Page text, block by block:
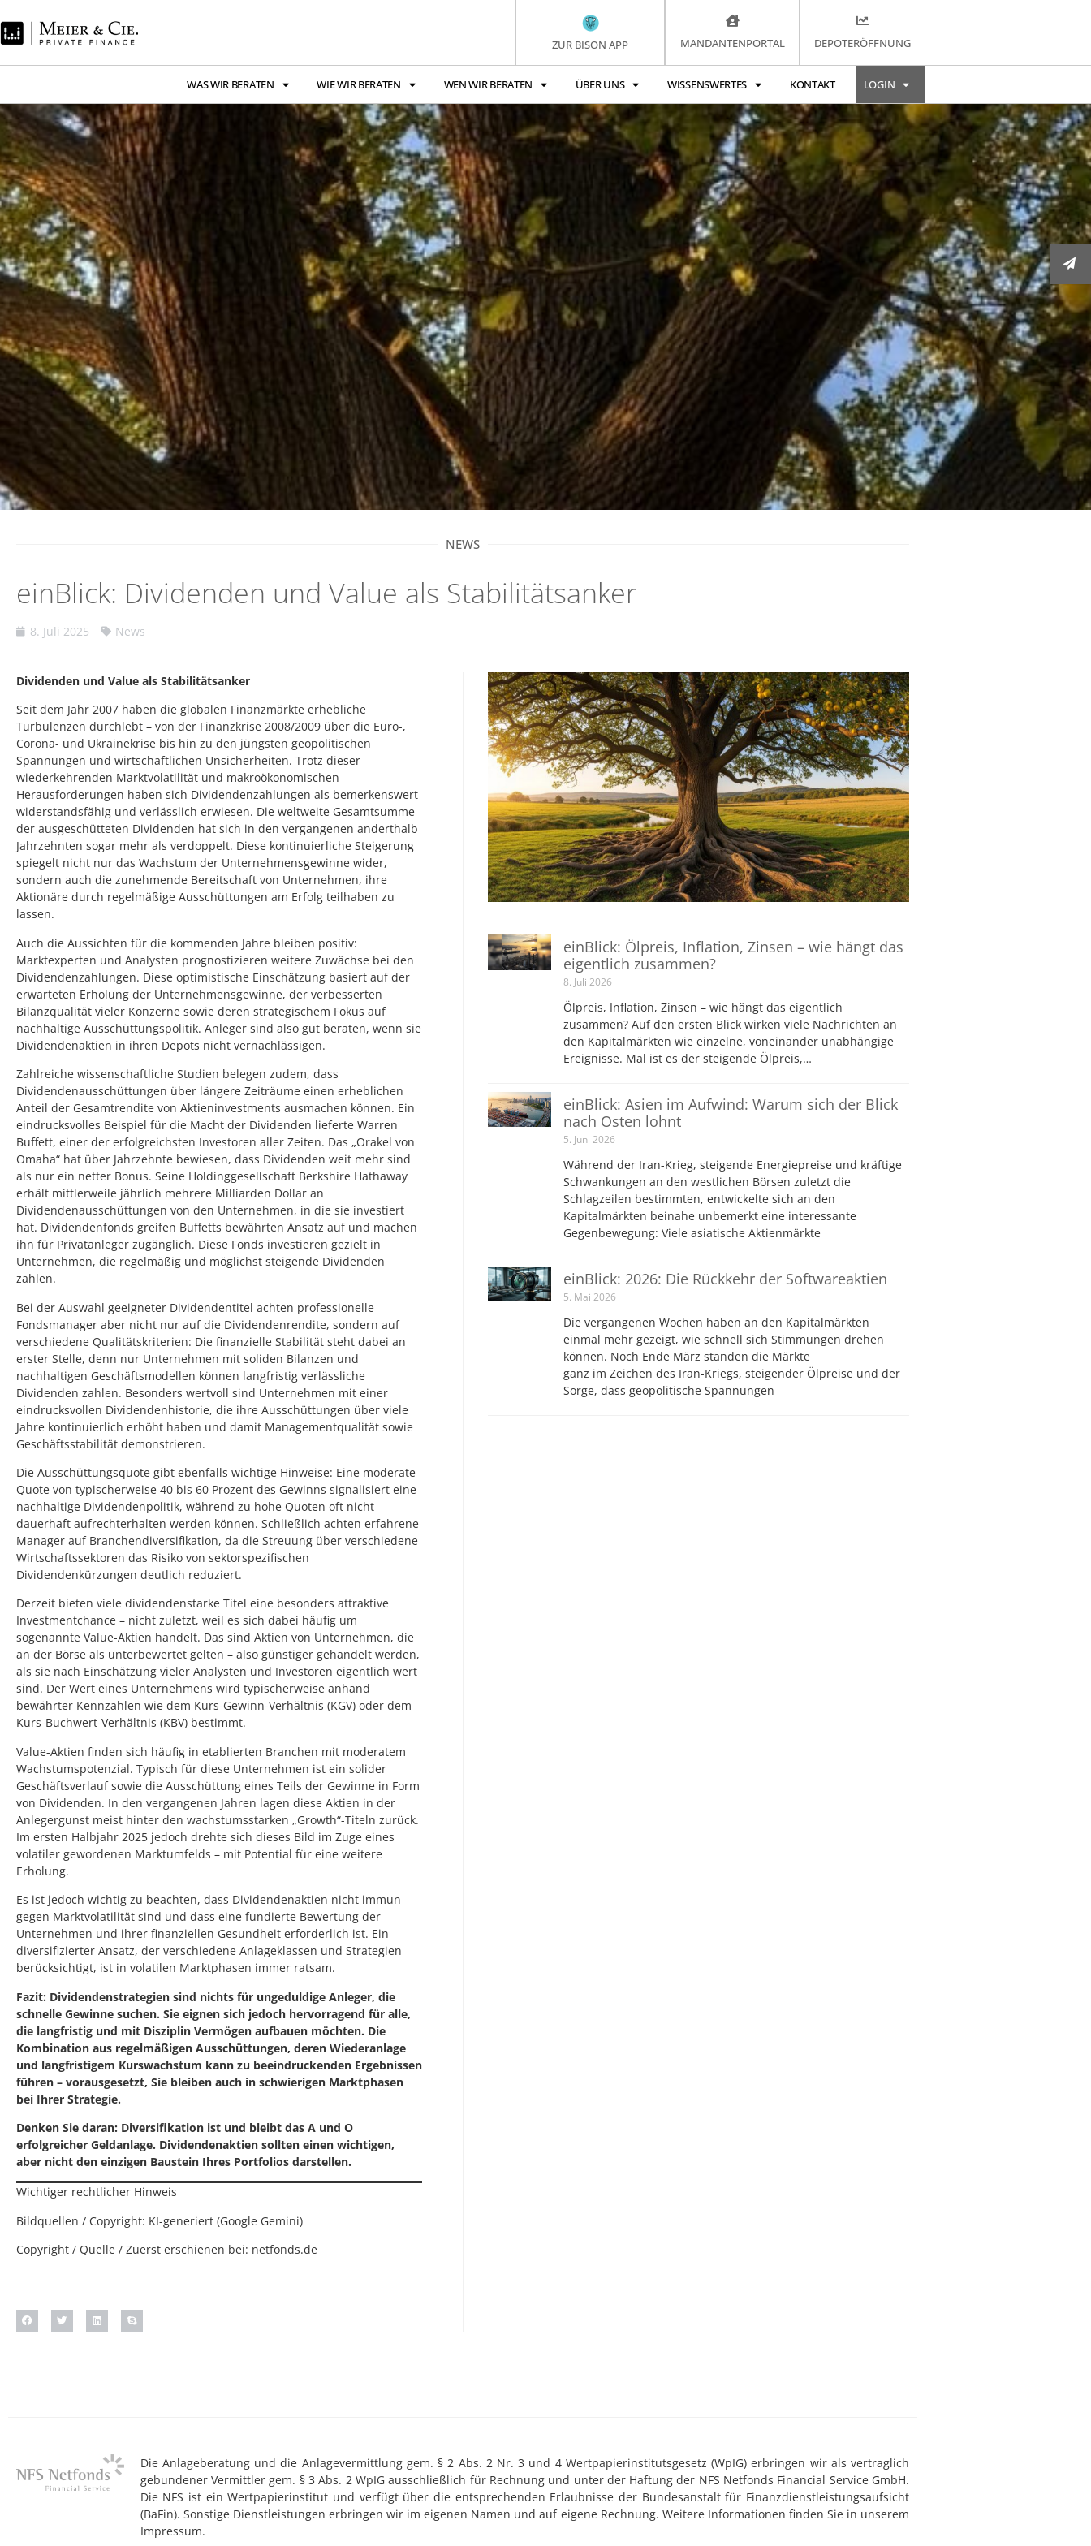
ZUR BISON APP MANDANTENPORTAL DEPOTERÖFFNUNG
WAS WIR BERATEN WIE WIR BERATEN WEN WIR BERATEN ÜBER UNS WISSENSWERTES KONTAKT LOGIN
NEWS
einBlick: Dividenden und Value als Stabilitätsanker
8. Juli 2025 News
Dividenden und Value als Stabilitätsanker
Seit dem Jahr 2007 haben die globalen Finanzmärkte erhebliche
Turbulenzen durchlebt – von der Finanzkrise 2008/2009 über die Euro-,
Corona- und Ukrainekrise bis hin zu den jüngsten geopolitischen
Spannungen und wirtschaftlichen Unsicherheiten. Trotz dieser
wiederkehrenden Marktvolatilität und makroökonomischen
Herausforderungen haben sich Dividendenzahlungen als bemerkenswert
widerstandsfähig und verlässlich erwiesen. Die weltweite Gesamtsumme
der ausgeschütteten Dividenden hat sich in den vergangenen anderthalb
Jahrzehnten sogar mehr als verdoppelt. Diese kontinuierliche Steigerung
spiegelt nicht nur das Wachstum der Unternehmensgewinne wider,
sondern auch die zunehmende Bereitschaft von Unternehmen, ihre
Aktionäre durch regelmäßige Ausschüttungen am Erfolg teilhaben zu
lassen.
Auch die Aussichten für die kommenden Jahre bleiben positiv:
Marktexperten und Analysten prognostizieren weitere Zuwächse bei den
Dividendenzahlungen. Diese optimistische Einschätzung basiert auf der
erwarteten Erholung der Unternehmensgewinne, der verbesserten
Bilanzqualität vieler Konzerne sowie deren strategischem Fokus auf
nachhaltige Ausschüttungspolitik. Anleger sind also gut beraten, wenn sie
Dividendenaktien in ihren Depots nicht vernachlässigen.
Zahlreiche wissenschaftliche Studien belegen zudem, dass
Dividendenausschüttungen über längere Zeiträume einen erheblichen
Anteil der Gesamtrendite von Aktieninvestments ausmachen können. Ein
eindrucksvolles Beispiel für die Macht der Dividenden lieferte Warren
Buffett, einer der erfolgreichsten Investoren aller Zeiten. Das „Orakel von
Omaha“ hat über Jahrzehnte bewiesen, dass Dividenden weit mehr sind
als nur ein netter Bonus. Seine Holdinggesellschaft Berkshire Hathaway
erhält mittlerweile jährlich mehrere Milliarden Dollar an
Dividendenausschüttungen von den Unternehmen, in die sie investiert
hat. Dividendenfonds greifen Buffetts bewährten Ansatz auf und machen
ihn für Privatanleger zugänglich. Diese Fonds investieren gezielt in
Unternehmen, die regelmäßig und möglichst steigende Dividenden
zahlen.
Bei der Auswahl geeigneter Dividendentitel achten professionelle
Fondsmanager aber nicht nur auf die Dividendenrendite, sondern auf
verschiedene Qualitätskriterien: Die finanzielle Stabilität steht dabei an
erster Stelle, denn nur Unternehmen mit soliden Bilanzen und
nachhaltigen Geschäftsmodellen können langfristig verlässliche
Dividenden zahlen. Besonders wertvoll sind Unternehmen mit einer
eindrucksvollen Dividendenhistorie, die ihre Ausschüttungen über viele
Jahre kontinuierlich erhöht haben und damit Managementqualität sowie
Geschäftsstabilität demonstrieren.
Die Ausschüttungsquote gibt ebenfalls wichtige Hinweise: Eine moderate
Quote von typischerweise 40 bis 60 Prozent des Gewinns signalisiert eine
nachhaltige Dividendenpolitik, während zu hohe Quoten oft nicht
dauerhaft aufrechterhalten werden können. Schließlich achten erfahrene
Manager auf Branchendiversifikation, da die Streuung über verschiedene
Wirtschaftssektoren das Risiko von sektorspezifischen
Dividendenkürzungen deutlich reduziert.
Derzeit bieten viele dividendenstarke Titel eine besonders attraktive
Investmentchance – nicht zuletzt, weil es sich dabei häufig um
sogenannte Value-Aktien handelt. Das sind Aktien von Unternehmen, die
an der Börse als unterbewertet gelten – also günstiger gehandelt werden,
als sie nach Einschätzung vieler Analysten und Investoren eigentlich wert
sind. Der Wert eines Unternehmens wird typischerweise anhand
bewährter Kennzahlen wie dem Kurs-Gewinn-Verhältnis (KGV) oder dem
Kurs-Buchwert-Verhältnis (KBV) bestimmt.
Value-Aktien finden sich häufig in etablierten Branchen mit moderatem
Wachstumspotenzial. Typisch für diese Unternehmen ist ein solider
Geschäftsverlauf sowie die Ausschüttung eines Teils der Gewinne in Form
von Dividenden. In den vergangenen Jahren lagen diese Aktien in der
Anlegergunst meist hinter den wachstumsstarken „Growth“-Titeln zurück.
Im ersten Halbjahr 2025 jedoch drehte sich dieses Bild im Zuge eines
volatiler gewordenen Marktumfelds – mit Potential für eine weitere
Erholung.
Es ist jedoch wichtig zu beachten, dass Dividendenaktien nicht immun
gegen Marktvolatilität sind und dass eine fundierte Bewertung der
Unternehmen und ihrer finanziellen Gesundheit erforderlich ist. Ein
diversifizierter Ansatz, der verschiedene Anlageklassen und Strategien
berücksichtigt, ist in volatilen Marktphasen immer ratsam.
Fazit: Dividendenstrategien sind nichts für ungeduldige Anleger, die
schnelle Gewinne suchen. Sie eignen sich jedoch hervorragend für alle,
die langfristig und mit Disziplin Vermögen aufbauen möchten. Die
Kombination aus regelmäßigen Ausschüttungen, deren Wiederanlage
und langfristigem Kurswachstum kann zu beeindruckenden Ergebnissen
führen – vorausgesetzt, Sie bleiben auch in schwierigen Marktphasen
bei Ihrer Strategie.
Denken Sie daran: Diversifikation ist und bleibt das A und O
erfolgreicher Geldanlage. Dividendenaktien sollten einen wichtigen,
aber nicht den einzigen Baustein Ihres Portfolios darstellen.
Wichtiger rechtlicher Hinweis
Bildquellen / Copyright: KI-generiert (Google Gemini)
Copyright / Quelle / Zuerst erschienen bei: netfonds.de
einBlick: Ölpreis, Inflation, Zinsen – wie hängt das
eigentlich zusammen?
8. Juli 2026
Ölpreis, Inflation, Zinsen – wie hängt das eigentlich
zusammen? Auf den ersten Blick wirken viele Nachrichten an
den Kapitalmärkten wie einzelne, voneinander unabhängige
Ereignisse. Mal ist es der steigende Ölpreis,…
einBlick: Asien im Aufwind: Warum sich der Blick
nach Osten lohnt
5. Juni 2026
Während der Iran-Krieg, steigende Energiepreise und kräftige
Schwankungen an den westlichen Börsen zuletzt die
Schlagzeilen bestimmten, entwickelte sich an den
Kapitalmärkten beinahe unbemerkt eine interessante
Gegenbewegung: Viele asiatische Aktienmärkte
einBlick: 2026: Die Rückkehr der Softwareaktien
5. Mai 2026
Die vergangenen Wochen haben an den Kapitalmärkten
einmal mehr gezeigt, wie schnell sich Stimmungen drehen
können. Noch Ende März standen die Märkte
ganz im Zeichen des Iran-Kriegs, steigender Ölpreise und der
Sorge, dass geopolitische Spannungen
Die Anlageberatung und die Anlagevermittlung gem. § 2 Abs. 2 Nr. 3 und 4 Wertpapierinstitutsgesetz (WpIG) erbringen wir als vertraglich
gebundener Vermittler gem. § 3 Abs. 2 WpIG ausschließlich für Rechnung und unter der Haftung der NFS Netfonds Financial Service GmbH.
Die NFS ist ein Wertpapierinstitut und verfügt über die entsprechenden Erlaubnisse der Bundesanstalt für Finanzdienstleistungsaufsicht
(BaFin). Sonstige Dienstleistungen erbringen wir im eigenen Namen und auf eigene Rechnung. Weitere Informationen finden Sie in unserem
Impressum.